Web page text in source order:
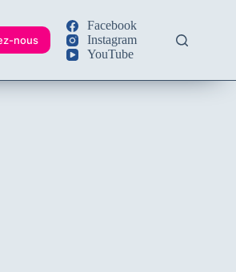
nous
Facebook
Instagram
YouTube